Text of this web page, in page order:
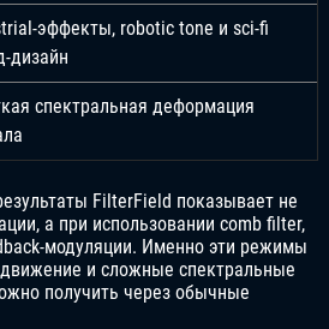
эффекты, robotic tone и sci-fi
дизайн
спектральная деформация
FilterField показывает не
а при использовании comb filter,
модуляции. Именно эти режимы
и сложные спектральные
получить через обычные